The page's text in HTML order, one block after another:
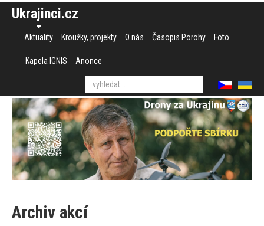
Ukrajinci.cz
Aktuality Kroužky, projekty O nás Časopis Porohy Foto
Kapela IGNIS Anonce
Archiv akcí